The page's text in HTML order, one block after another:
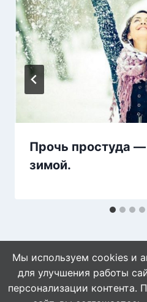
Прочь простуда —
зимой.
Мы используем cookies и
для улучшения работы
персонализации контента.